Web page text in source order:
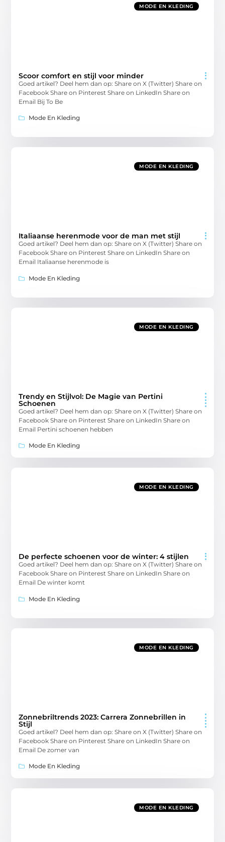
MODE EN KLEDING
Scoor comfort en stijl voor minder
Goed artikel? Deel hem dan op: Share on X (Twitter) Share on
Facebook Share on Pinterest Share on LinkedIn Share on
Email Bij To Be
Mode En Kleding
MODE EN KLEDING
Italiaanse herenmode voor de man met stijl
Goed artikel? Deel hem dan op: Share on X (Twitter) Share on
Facebook Share on Pinterest Share on LinkedIn Share on
Email Italiaanse herenmode is
Mode En Kleding
MODE EN KLEDING
Trendy en Stijlvol: De Magie van Pertini
Schoenen
Goed artikel? Deel hem dan op: Share on X (Twitter) Share on
Facebook Share on Pinterest Share on LinkedIn Share on
Email Pertini schoenen hebben
Mode En Kleding
MODE EN KLEDING
De perfecte schoenen voor de winter: 4 stijlen
Goed artikel? Deel hem dan op: Share on X (Twitter) Share on
Facebook Share on Pinterest Share on LinkedIn Share on
Email De winter komt
Mode En Kleding
MODE EN KLEDING
Zonnebriltrends 2023: Carrera Zonnebrillen in
Stijl
Goed artikel? Deel hem dan op: Share on X (Twitter) Share on
Facebook Share on Pinterest Share on LinkedIn Share on
Email De zomer van
Mode En Kleding
MODE EN KLEDING